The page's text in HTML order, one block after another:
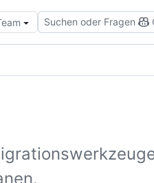
Suchen oder Fragen